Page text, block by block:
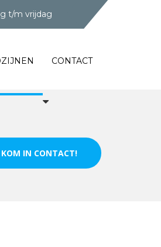
t/m vrijdag
CONTACT
KOM IN CONTACT!